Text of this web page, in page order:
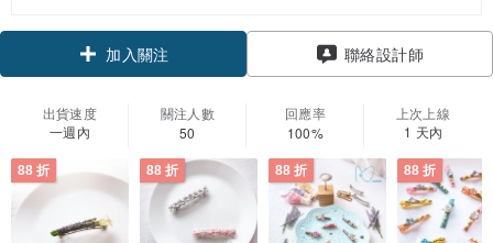
加入關注
聯絡設計師
出貨速度
一週內
關注人數
50
回應率
100%
上次上線
1 天內
88 折 88 折 88 折 88 折